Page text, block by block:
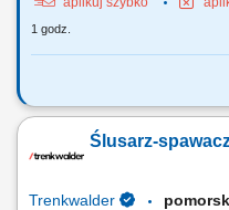
1 godz.
Zadania: Spawanie metodą
dokumentacją techniczną;
Ślusarz-
Trenkwalder